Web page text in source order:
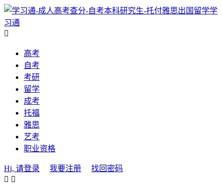
学
习通

高考
自考
考研
留学
成考
托福
雅思
艺考
职业资格
Hi, 请登录 我要注册
找回密码
 